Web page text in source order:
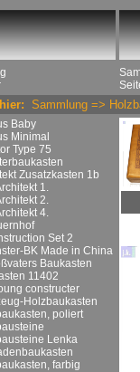
Sammlung =>
Baby
Minimal
Type 75
Zusatzkasten 1b
1.
2.
4.
Set 2
BK Made in China
Baukasten
11402
constructer
Holzbaukasten
poliert
Lenka
farbig